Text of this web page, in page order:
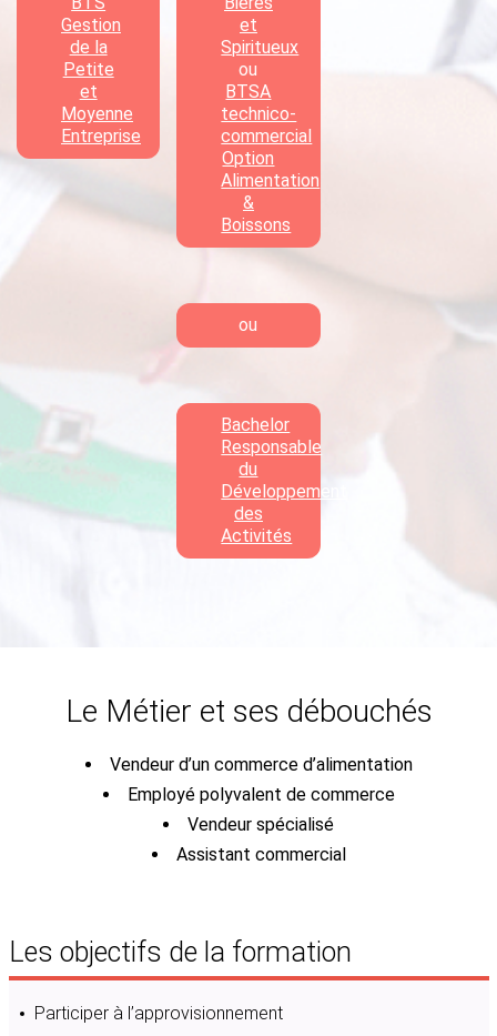
Gestion
de la
Petite
et
Moyenne
Entreprise
et
Spiritueux
ou
BTSA
technico-
commercial
Option
Alimentation
&
Boissons
ou
Bachelor
Responsable
du
Développement
des
Activités
Le Métier et ses débouchés
Vendeur d’un commerce d’alimentation
Employé polyvalent de commerce
Vendeur spécialisé
Assistant commercial
Les objectifs de la formation
Participer à l’approvisionnement